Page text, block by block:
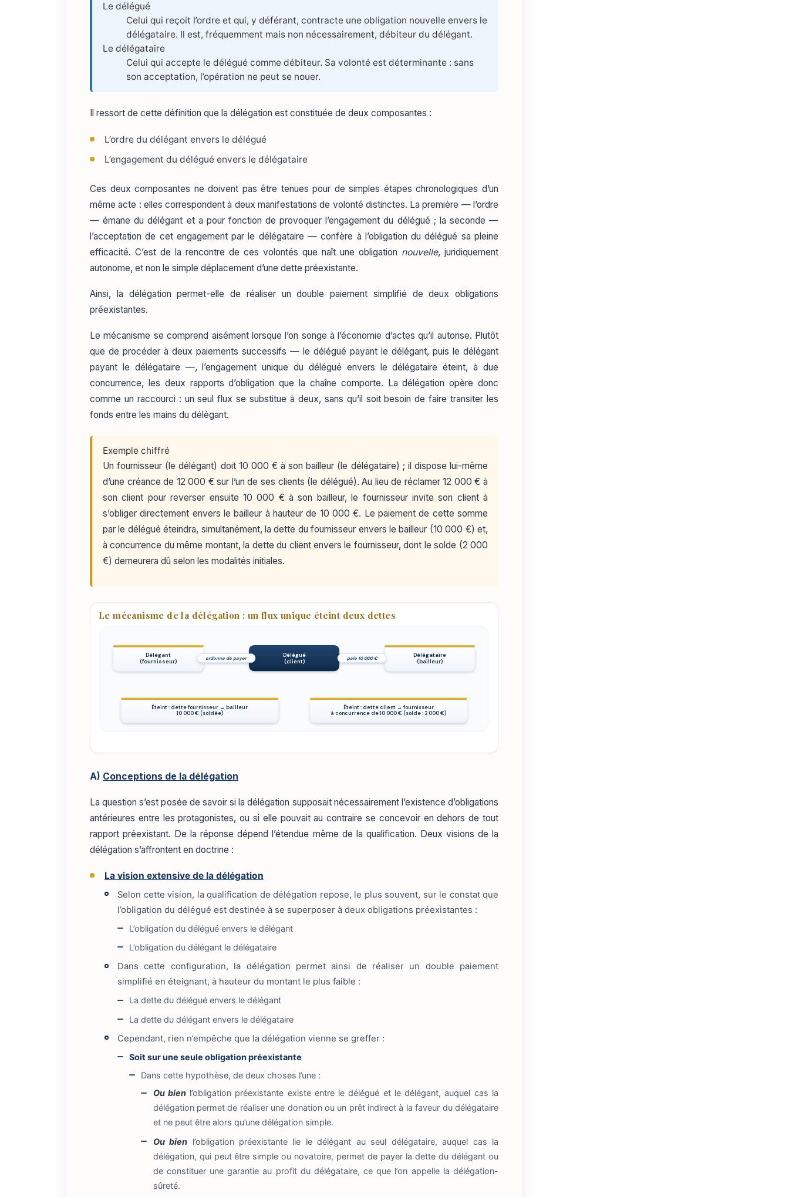
Le délégué
Celui qui reçoit l’ordre et qui, y déférant, contracte une obligation nouvelle envers le
délégataire. Il est, fréquemment mais non nécessairement, débiteur du délégant.
Le délégataire
Celui qui accepte le délégué comme débiteur. Sa volonté est déterminante : sans
son acceptation, l’opération ne peut se nouer.
Il ressort de cette définition que la délégation est constituée de deux composantes :
L’ordre du délégant envers le délégué
L’engagement du délégué envers le délégataire
Ces deux composantes ne doivent pas être tenues pour de simples étapes chronologiques d’un
même acte : elles correspondent à deux manifestations de volonté distinctes. La première — l’ordre
— émane du délégant et a pour fonction de provoquer l’engagement du délégué ; la seconde —
l’acceptation de cet engagement par le délégataire — confère à l’obligation du délégué sa pleine
efficacité. C’est de la rencontre de ces volontés que naît une obligation nouvelle, juridiquement
autonome, et non le simple déplacement d’une dette préexistante.
Ainsi, la délégation permet-elle de réaliser un double paiement simplifié de deux obligations
préexistantes.
Le mécanisme se comprend aisément lorsque l’on songe à l’économie d’actes qu’il autorise. Plutôt
que de procéder à deux paiements successifs — le délégué payant le délégant, puis le délégant
payant le délégataire —, l’engagement unique du délégué envers le délégataire éteint, à due
concurrence, les deux rapports d’obligation que la chaîne comporte. La délégation opère donc
comme un raccourci : un seul flux se substitue à deux, sans qu’il soit besoin de faire transiter les
fonds entre les mains du délégant.
Exemple chiffré
Un fournisseur (le délégant) doit 10 000 € à son bailleur (le délégataire) ; il dispose lui-même
d’une créance de 12 000 € sur l’un de ses clients (le délégué). Au lieu de réclamer 12 000 € à
son client pour reverser ensuite 10 000 € à son bailleur, le fournisseur invite son client à
s’obliger directement envers le bailleur à hauteur de 10 000 €. Le paiement de cette somme
par le délégué éteindra, simultanément, la dette du fournisseur envers le bailleur (10 000 €) et,
à concurrence du même montant, la dette du client envers le fournisseur, dont le solde (2 000
€) demeurera dû selon les modalités initiales.
Le mécanisme de la délégation : un flux unique éteint deux dettes
Délégant
(fournisseur)
Délégué
(client)
Délégataire
(bailleur)
ordonne de payer paie 10 000 €
Éteint : dette fournisseur → bailleur
10 000 € (soldée)
Éteint : dette client → fournisseur
à concurrence de 10 000 € (solde : 2 000 €)
A) Conceptions de la délégation
La question s’est posée de savoir si la délégation supposait nécessairement l’existence d’obligations
antérieures entre les protagonistes, ou si elle pouvait au contraire se concevoir en dehors de tout
rapport préexistant. De la réponse dépend l’étendue même de la qualification. Deux visions de la
délégation s’affrontent en doctrine :
La vision extensive de la délégation
Selon cette vision, la qualification de délégation repose, le plus souvent, sur le constat que
l’obligation du délégué est destinée à se superposer à deux obligations préexistantes :
L’obligation du délégué envers le délégant
L’obligation du délégant le délégataire
Dans cette configuration, la délégation permet ainsi de réaliser un double paiement
simplifié en éteignant, à hauteur du montant le plus faible :
La dette du délégué envers le délégant
La dette du délégant envers le délégataire
Cependant, rien n’empêche que la délégation vienne se greffer :
Soit sur une seule obligation préexistante
Dans cette hypothèse, de deux choses l’une :
Ou bienl’obligation préexistante existe entre le délégué et le délégant, auquel cas la
délégation permet de réaliser une donation ou un prêt indirect à la faveur du délégataire
et ne peut être alors qu’une délégation simple.
Ou bien l’obligation préexistante lie le délégant au seul délégataire, auquel cas la
délégation, qui peut être simple ou novatoire, permet de payer la dette du délégant ou
de constituer une garantie au profit du délégataire, ce que l’on appelle la délégation-
sûreté.